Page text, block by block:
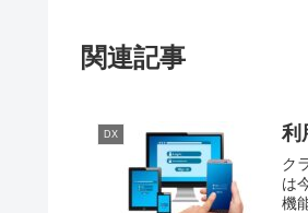
関連記事
DX 利
ク
は
機